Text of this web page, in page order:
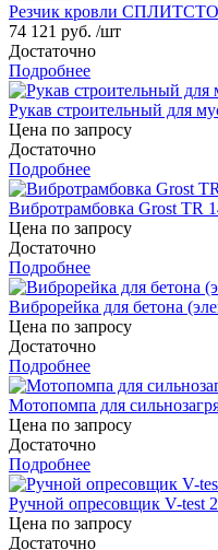
Резчик кровли
74 121 руб. /шт
Достаточно
Подробнее
Рукав строительный для
Цена по запросу
Достаточно
Подробнее
Вибротрамбовка Grost TR
Цена по запросу
Достаточно
Подробнее
Виброрейка для бетона
Цена по запросу
Достаточно
Подробнее
Мотопомпа для
Цена по запросу
Достаточно
Подробнее
Ручной опресовщик V-test
Цена по запросу
Достаточно